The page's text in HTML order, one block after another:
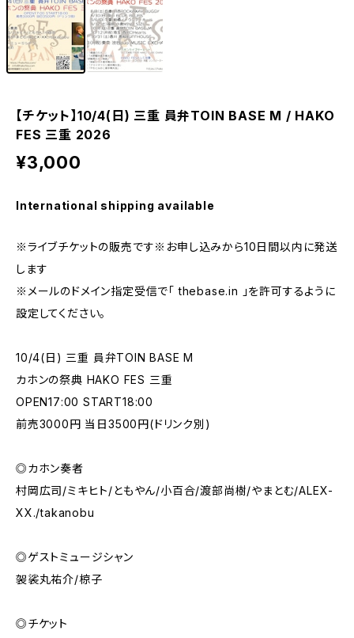
【チケット】10/4(日) 三重 員弁TOIN BASE M / HAKO
FES 三重 2026
¥3,000
International shipping available
※ライブチケットの販売です※お申し込みから10日間以内に発送
します
※メールのドメイン指定受信で「 thebase.in 」を許可するように
設定してください。
10/4(日) 三重 員弁TOIN BASE M
カホンの祭典 HAKO FES 三重
OPEN17:00 START18:00
前売3000円 当日3500円(ドリンク別)
◎カホン奏者
村岡広司/ミキヒト/ともやん/小百合/渡部尚樹/やまとむ/ALEX-
XX./takanobu
◎ゲストミュージシャン
袈裟丸祐介/椋子
◎チケット